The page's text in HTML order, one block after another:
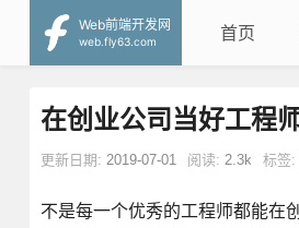
Web前端开发网
web.fly63.com
首页
在创业公司当好工程
更新日期: 2019-07-01 阅读: 2.3k 标签:
不是每一个优秀的工程师都能在